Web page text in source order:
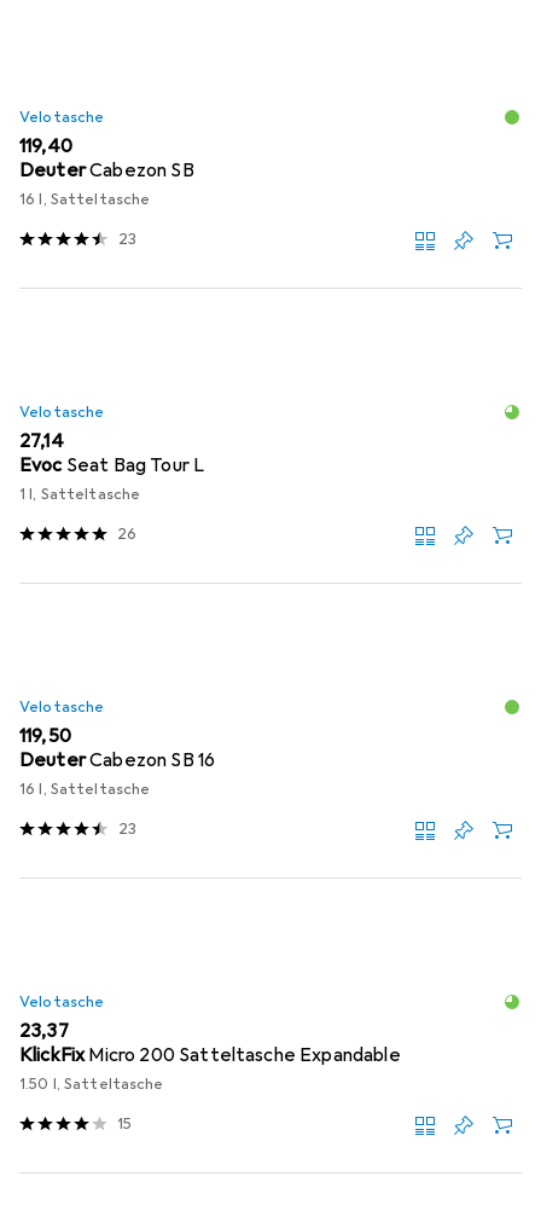
Velotasche
EUR
119,40
DeuterCabezon SB
16 l, Satteltasche
23
Velotasche
EUR
27,14
Evoc Seat Bag Tour L
1 l, Satteltasche
26
Velotasche
EUR
119,50
DeuterCabezon SB 16
16 l, Satteltasche
23
Velotasche
EUR
23,37
KlickFixMicro 200 Satteltasche Expandable
1.50 l, Satteltasche
15